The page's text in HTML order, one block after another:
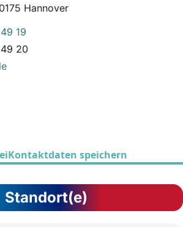
Hannover
19
20
Kontaktdaten speichern
Standort(e)